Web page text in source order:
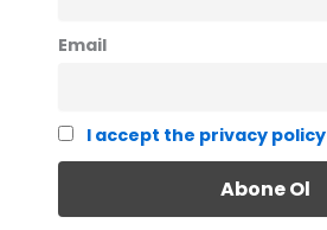
Email
I accept the privacy policy